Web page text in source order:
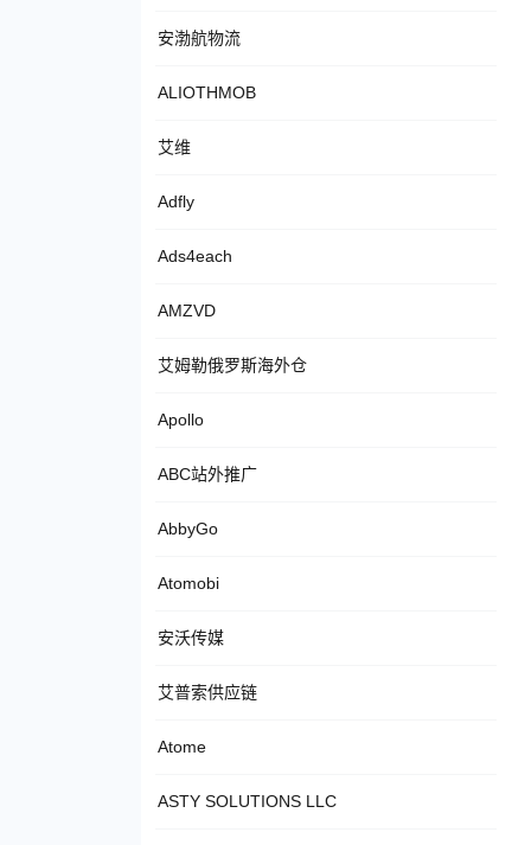
安渤航物流
ALIOTHMOB
艾维
Adfly
Ads4each
AMZVD
艾姆勒俄罗斯海外仓
Apollo
ABC站外推广
AbbyGo
Atomobi
安沃传媒
艾普索供应链
Atome
ASTY SOLUTIONS LLC